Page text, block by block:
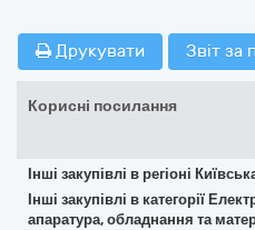
Друкувати Звіт за
Корисні посилання
Інші закупівлі в регіоні
Інші закупівлі в категорії
апаратура, обладнання та